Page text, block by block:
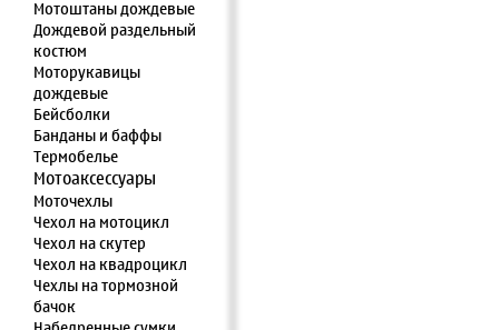
Мотоштаны дождевые
Дождевой раздельный
костюм
Моторукавицы
дождевые
Бейсболки
Банданы и баффы
Термобелье
Мотоаксессуары
Моточехлы
Чехол на мотоцикл
Чехол на скутер
Чехол на квадроцикл
Чехлы на тормозной
бачок